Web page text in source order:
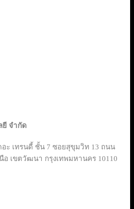
ยี จำกัด
อะ เทรนดี้ ชั้น 7 ซอยสุขุมวิท 13 ถนน
อ เขตวัฒนา กรุงเทพมหานคร 10110